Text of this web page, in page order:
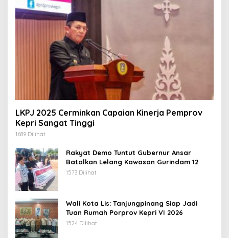
LKPJ 2025 Cerminkan Capaian Kinerja Pemprov
Kepri Sangat Tinggi
1689 Dilihat
Rakyat Demo Tuntut Gubernur Ansar
Batalkan Lelang Kawasan Gurindam 12
1573 Dilihat
Wali Kota Lis: Tanjungpinang Siap Jadi
Tuan Rumah Porprov Kepri VI 2026
1524 Dilihat